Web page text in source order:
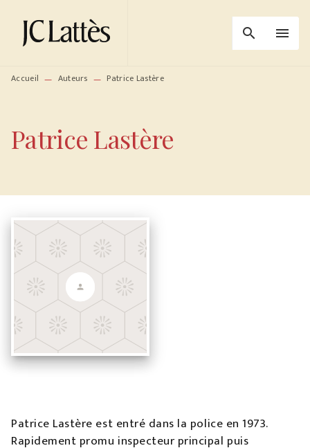
MENU RECHERCHE
PIED DE PAGE
search menu
Accueil — Auteurs — Patrice Lastère
Patrice Lastère
Patrice Lastère est entré dans la police en 1973.
Rapidement promu inspecteur principal puis